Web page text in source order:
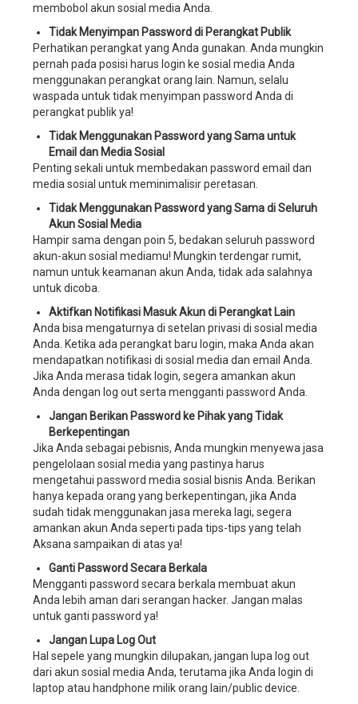
membobol akun sosial media Anda.
Tidak Menyimpan Password di Perangkat Publik
Perhatikan perangkat yang Anda gunakan. Anda mungkin
pernah pada posisi harus login ke sosial media Anda
menggunakan perangkat orang lain. Namun, selalu
waspada untuk tidak menyimpan password Anda di
perangkat publik ya!
Tidak Menggunakan Passwordyang Sama untuk
Email dan Media Sosial
Penting sekali untuk membedakanpasswordemail dan
media sosial untuk meminimalisir peretasan.
Tidak Menggunakan Passwordyang Sama di Seluruh
Akun Sosial Media
Hampir sama dengan poin 5, bedakan seluruh password
akun-akun sosial mediamu! Mungkin terdengar rumit,
namun untuk keamanan akun Anda, tidak ada salahnya
untuk dicoba.
Aktifkan Notifikasi Masuk Akun di Perangkat Lain
Anda bisa mengaturnya di setelan privasi di sosial media
Anda. Ketika ada perangkat baru login, maka Anda akan
mendapatkan notifikasi di sosial media dan email Anda.
Jika Anda merasa tidak login, segera amankan akun
Anda dengan log outserta menggantipasswordAnda.
Jangan Berikan Password ke Pihak yang Tidak
Berkepentingan
Jika Anda sebagai pebisnis, Anda mungkin menyewa jasa
pengelolaan sosial media yang pastinya harus
mengetahui password media sosial bisnis Anda. Berikan
hanya kepada orang yang berkepentingan, jika Anda
sudah tidak menggunakan jasa mereka lagi, segera
amankan akun Anda seperti pada tips-tips yang telah
Aksana sampaikan di atas ya!
Ganti Password Secara Berkala
Mengganti password secara berkala membuat akun
Anda lebih aman dari serangan hacker. Jangan malas
untuk ganti password ya!
Jangan Lupa Log Out
Hal sepele yang mungkin dilupakan, jangan lupa log out
dari akun sosial media Anda, terutama jika Anda logindi
laptop atau handphone milik orang lain/public device.
organizer,
manajemen
wedding
manajemen
planner,
sistem
manajemen
perusahaan
wedding
organizer,
manajemen
wedding
service,
sistem
manajemen
perusahaan
wedding
manajemen
wedding
organizer,
perusahaan
service,
software
manajemen
perusahaan
planner,
aplikasi
manajemen
perusahaan